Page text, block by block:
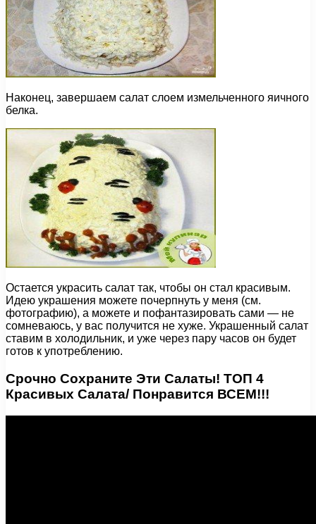
Наконец, завершаем салат слоем измельченного яичного
белка.
Остается украсить салат так, чтобы он стал красивым.
Идею украшения можете почерпнуть у меня (см.
фотографию), а можете и пофантазировать сами — не
сомневаюсь, у вас получится не хуже. Украшенный салат
ставим в холодильник, и уже через пару часов он будет
готов к употреблению.
Срочно Сохраните Эти Салаты! ТОП 4
Красивых Салата/ Понравится ВСЕМ!!!